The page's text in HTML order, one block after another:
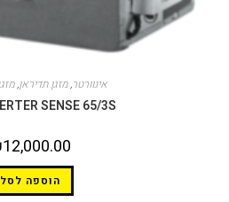
אינוורטר,מזגן תדיראן,
SENSE 65/3S
12,000.00
הוספה לסל